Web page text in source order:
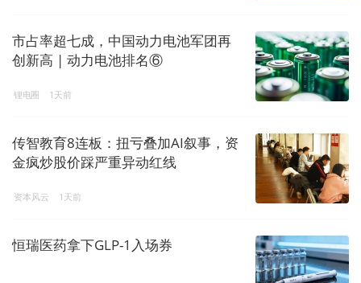
市占率超七成，中国动力电池军团再
创新高 | 动力电池排名⑥
锂电圈 1天前
传智教育8连板：扭亏叠加AI叙事，资
金疯炒股价踩严重异动红线
资本风云 1天前
恒瑞医药拿下GLP-1入场券